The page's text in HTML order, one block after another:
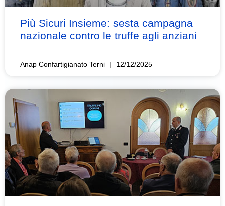
Più Sicuri Insieme: sesta campagna
nazionale contro le truffe agli anziani
Anap Confartigianato Terni 12/12/2025